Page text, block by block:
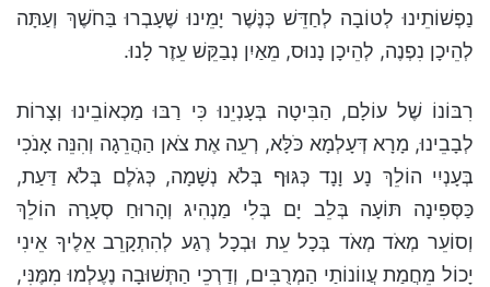
נַפְשׁוֹתֵינוּ לְטוֹבָה לְחַדֵּשׁ כְּנֶּשֶׁר יָמֵינוּ שֶׁעָבְרוּ בַּחֹשֶׁךְ וְעַתָּה
לְהֵיכָן נִפְנֶה, לְהֵיכָן נָנוּס, מֵאַיִן נְבַקֵּשׁ עֵזֶר לָנוּ.
רִבּוֹנוֹ שֶׁל עוֹלָם, הַבִּיטָה בְּעָנְיֵנוּ כִּי רַבּוּ מַכְאוֹבֵינוּ וְצָרוֹת
לְבָבֵינוּ, מָרָא דְּעָלְמָא כֹּלָּא, רְעֵה אֶת צֹאן הַהֲרֵגָה וְהִנֵּה אָנֹכִי
בְּעָנְיִי הוֹלֵךְ נָע וָנָד כְּגּוּף בְּלֹא נְשָׁמָה, כְּגֹלֶם בְּלֹא דַּעַת,
כַּסְּפִינָה תּוֹעָה בְּלֵב יָם בְּלִי מַנְהִיג וְהָרוּחַ סְעָרָה הוֹלֵךְ
וְסוֹעֵר מְאֹד מְאֹד בְּכָל עֵת וּבְכָל רֶגַע לְהִתְקָרֵב אֵלֶיךָ אֵינִי
יָכוֹל מֵחֲמַת עֲווֹנוֹתַי הַמְרֻבִּים, וְדַרְכֵי הַתְּשׁוּבָה נֶעֶלְמוּ מִמֶּנִּי,